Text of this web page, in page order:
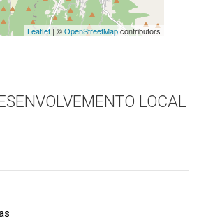
Leaflet| ©OpenStreetMapcontributors
LOCAL